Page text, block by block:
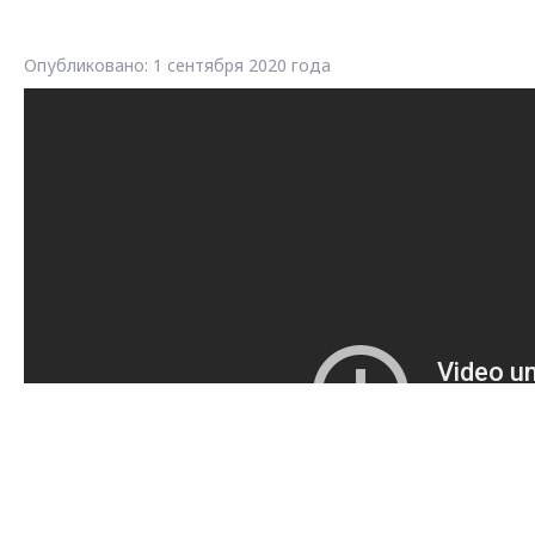
Опубликовано: 1 сентября 2020 года